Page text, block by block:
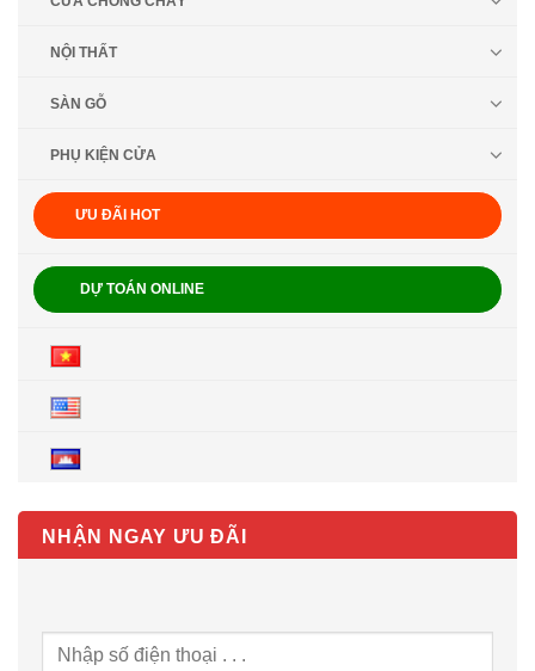
NỘI THẤT
SÀN GỖ
PHỤ KIỆN CỬA
ƯU ĐÃI HOT
DỰ TOÁN ONLINE
NHẬN NGAY ƯU ĐÃI